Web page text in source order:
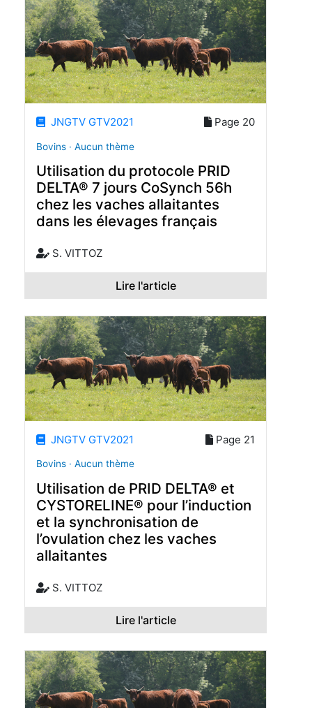
JNGTV GTV2021 Page 20
Bovins · Aucun thème
Utilisation du protocole PRID
DELTA® 7 jours CoSynch 56h
chez les vaches allaitantes
dans les élevages français
S. VITTOZ
Lire l'article
JNGTV GTV2021 Page 21
Bovins · Aucun thème
Utilisation de PRID DELTA® et
CYSTORELINE® pour l’induction
et la synchronisation de
l’ovulation chez les vaches
allaitantes
S. VITTOZ
Lire l'article